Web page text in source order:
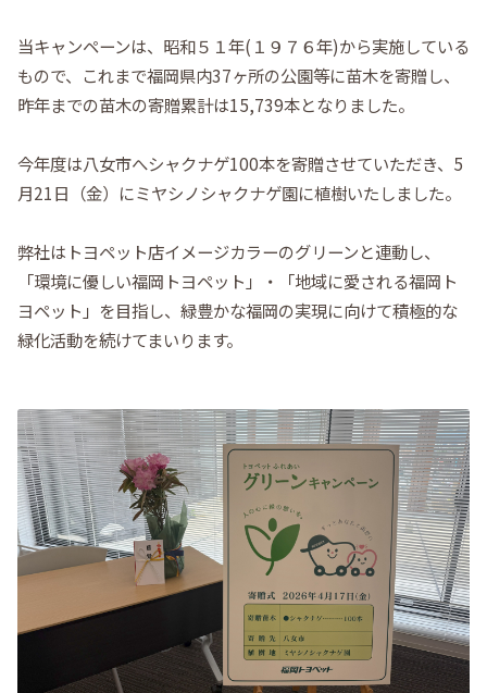
当キャンペーンは、昭和５１年(１９７６年)から実施している
もので、これまで福岡県内37ヶ所の公園等に苗木を寄贈し、
昨年までの苗木の寄贈累計は15,739本となりました。
今年度は八女市へシャクナゲ100本を寄贈させていただき、5
月21日（金）にミヤシノシャクナゲ園に植樹いたしました。
弊社はトヨペット店イメージカラーのグリーンと連動し、
「環境に優しい福岡トヨペット」・「地域に愛される福岡ト
ヨペット」を目指し、緑豊かな福岡の実現に向けて積極的な
緑化活動を続けてまいります。